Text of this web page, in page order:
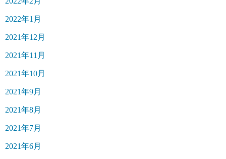
2022年1月
2021年12月
2021年11月
2021年10月
2021年9月
2021年8月
2021年7月
2021年6月